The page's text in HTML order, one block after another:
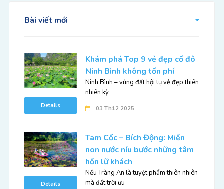
Bài viết mới
Details
Khám phá Top 9 vẻ đẹp cố đô
Ninh Bình không tốn phí
Ninh Bình – vùng đất hội tụ vẻ đẹp thiên
nhiên kỳ
03 Th12 2025
Details
Tam Cốc – Bích Động: Miền
non nước níu bước những tâm
hồn lữ khách
Nếu Tràng An là tuyệt phẩm thiên nhiên
mà đất trời ưu